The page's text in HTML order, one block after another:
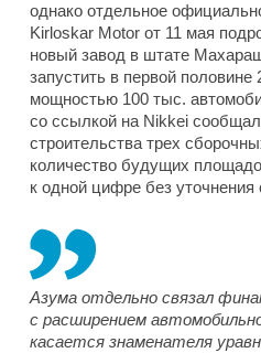
однако отдельное
Kirloskar Motor от 11 мая
новый завод в штате
запустить в первой половине
мощностью 100 тыс.
со ссылкой на Nikkei
строительства трех
количество будущих
к одной цифре без уточнения
Азума отдельно связал
с расширением
касается знаменателя